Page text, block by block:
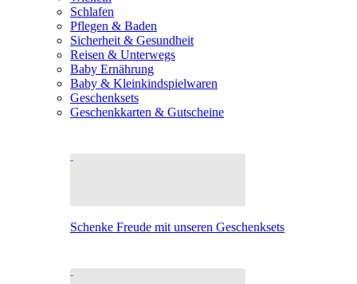
Schlafen
Pflegen & Baden
Sicherheit & Gesundheit
Reisen & Unterwegs
Baby Ernährung
Baby & Kleinkindspielwaren
Geschenksets
Geschenkkarten & Gutscheine
Schenke Freude mit unseren Geschenksets